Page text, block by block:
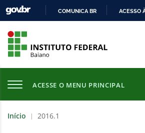
COMUNICA BR ACESSO
ACESSE O MENU PRINCIPAL
Início | 2016.1